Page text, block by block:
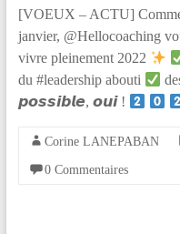
qui
fait
la
différence
!
[VOEUX – ACTU]
janvier, @Hellocoaching
vivre pleinement 2022
du #leadership abouti
𝙥𝙤𝙨𝙨𝙞𝙗𝙡𝙚, 𝙤𝙪𝙞 !
Corine LANEPABAN
0 Commentaires